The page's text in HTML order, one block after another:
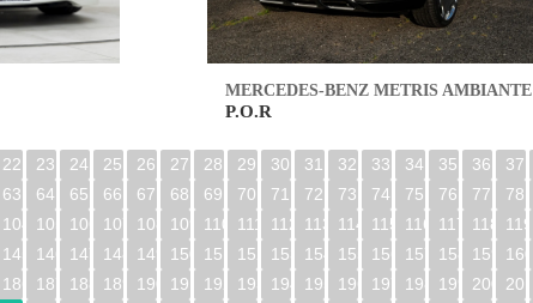
MERCEDES-BENZ METRIS AMBIANTE
P.O.R
22 23 24 25 26 27 28 29 30 31 32 33 34 35 36 37
63 64 65 66 67 68 69 70 71 72 73 74 75 76 77 78
104 105 106 107 108 109 110 111 112 113 114 115 116 117 118 119
145 146 147 148 149 150 151 152 153 154 155 156 157 158 159 160
186 187 188 189 190 191 192 193 194 195 196 197 198 199 200 201